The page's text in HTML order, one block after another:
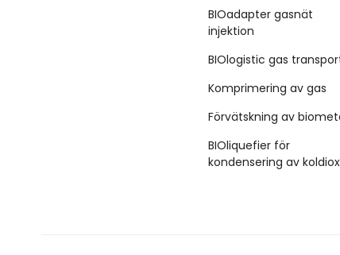
BIOadapter gasnät
injektion
BIOlogistic gas
Komprimering av gas
Förvätskning av
BIOliquefier för
kondensering av